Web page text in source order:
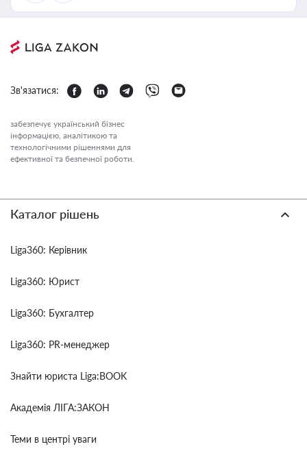
Зв'язатися:
забезпечує український бізнес
інформацією, аналітикою та
технологічними рішеннями для
ефективної та безпечної роботи.
Каталог рішень
Liga360: Керівник
Liga360: Юрист
Liga360: Бухгалтер
Liga360: PR-менеджер
Знайти юриста Liga:BOOK
Академія ЛІГА:ЗАКОН
Теми в центрі уваги